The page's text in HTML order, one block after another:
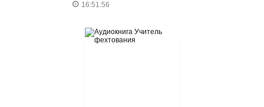
16:51:56